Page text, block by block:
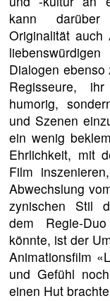
kann
Originalität
Dialogen
Regisseure,
humorig,
und Szenen
ein wenig
Ehrlichkeit, mit
Film
Abwechslung
zynischen Stil
dem Regie-
könnte, ist der
Animationsfilm
und Gefühl
einen Hut